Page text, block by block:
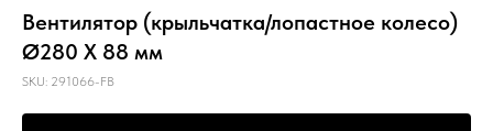
Вентилятор (крыльчатка/лопастное колесо)
Ø280 X 88 мм
SKU: 291066-FB